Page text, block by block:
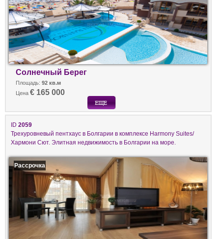
Солнечный Берег
Площадь: 92 кв.м
Цена € 165 000
ID 2059
Трехуровневый пентхаус в Болгарии в комплексе Harmony Suites/
Хармони Сют. Элитная недвижимость в Болгарии на море.
Рассрочка